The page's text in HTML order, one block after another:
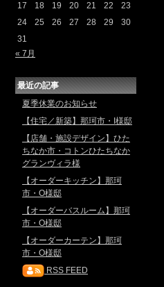
17
18 19 20 21 22
23
24
25 26 27 28 29
30
31
« 7月
最近の記事
夏季休業のお知らせ
【住宅／新築】那珂市・I様邸
【店舗・施設デザイン】ひた
ちなか市・コトンひたちなか
グランヴィラ様
【オーダーキッチン】那珂
市・O様邸
【オーダーバスルーム】那珂
市・O様邸
【オーダーカーテン】那珂
市・O様邸
RSS FEED